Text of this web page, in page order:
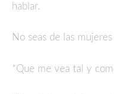
hablar.
No seas de las
*Que me vea tal y